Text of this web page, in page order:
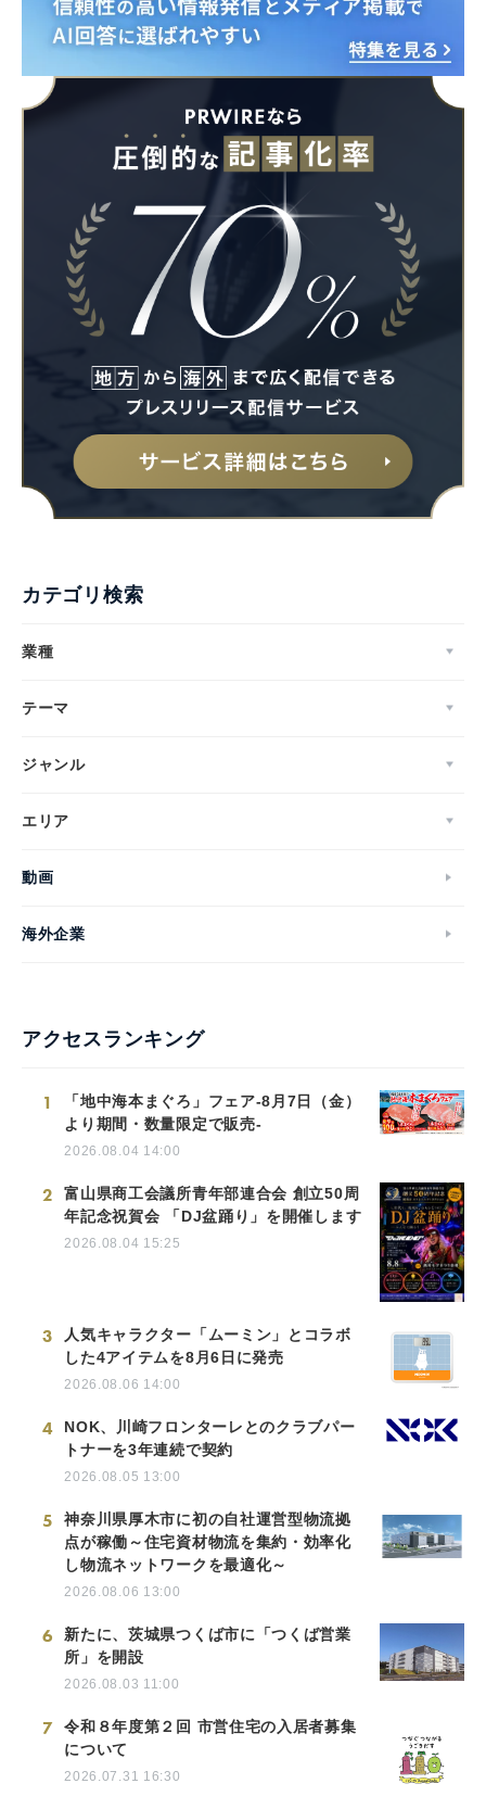
カテゴリ検索
業種
テーマ
ジャンル
エリア
動画
海外企業
アクセスランキング
1
「地中海本まぐろ」フェア-8月7日（金）
より期間・数量限定で販売-
2026.08.04 14:00
2
富山県商工会議所青年部連合会 創立50周
年記念祝賀会 「DJ盆踊り」を開催します
2026.08.04 15:25
3
人気キャラクター「ムーミン」とコラボ
した4アイテムを8月6日に発売
2026.08.06 14:00
4
NOK、川崎フロンターレとのクラブパー
トナーを3年連続で契約
2026.08.05 13:00
5
神奈川県厚木市に初の自社運営型物流拠
点が稼働～住宅資材物流を集約・効率化
し物流ネットワークを最適化～
2026.08.06 13:00
6
新たに、茨城県つくば市に「つくば営業
所」を開設
2026.08.03 11:00
7
令和８年度第２回 市営住宅の入居者募集
について
2026.07.31 16:30
Japanese
English